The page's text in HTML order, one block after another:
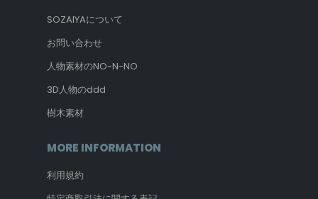
SOZAIYAについて
お問い合わせ
人物素材のNO-N-NO
3D人物のddd
樹木素材
MORE INFORMATION
利用規約